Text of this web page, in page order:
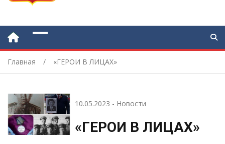
Главная «ГЕРОИ В ЛИЦАХ»
10.05.2023 - Новости
«ГЕРОИ В ЛИЦАХ»